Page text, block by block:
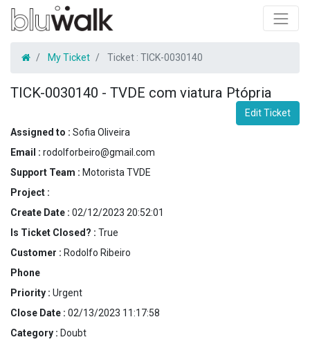
My Ticket Ticket : TICK-0030140
TICK-0030140 - TVDE com viatura Ptópria
Edit Ticket
Assigned to : Sofia Oliveira
Email : rodolforbeiro@gmail.com
Support Team : Motorista TVDE
Project :
Create Date : 02/12/2023 20:52:01
Is Ticket Closed? : True
Customer : Rodolfo Ribeiro
Phone
Priority : Urgent
Close Date : 02/13/2023 11:17:58
Category : Doubt